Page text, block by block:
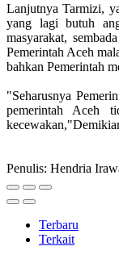
Lanjutnya Tarmizi,
yang lagi butuh
masyarakat,
Pemerintah Aceh
bahkan Pemerintah
"Seharusnya
pemerintah Aceh
Penulis: Hendria
Terbaru
Terkait